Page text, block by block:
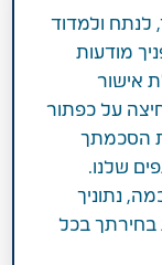
Treatment
7:30 p.m.)
[PO-01-
Regimens
for the
Migraine
8, 2017,
ולמדוד
מודעות
אישור
על כפתור
הסכמתך
שלנו.
נתוניך
בחירתך בכל